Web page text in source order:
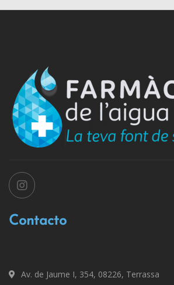
Contacto
Av. de Jaume I, 354, 08226, Terrassa